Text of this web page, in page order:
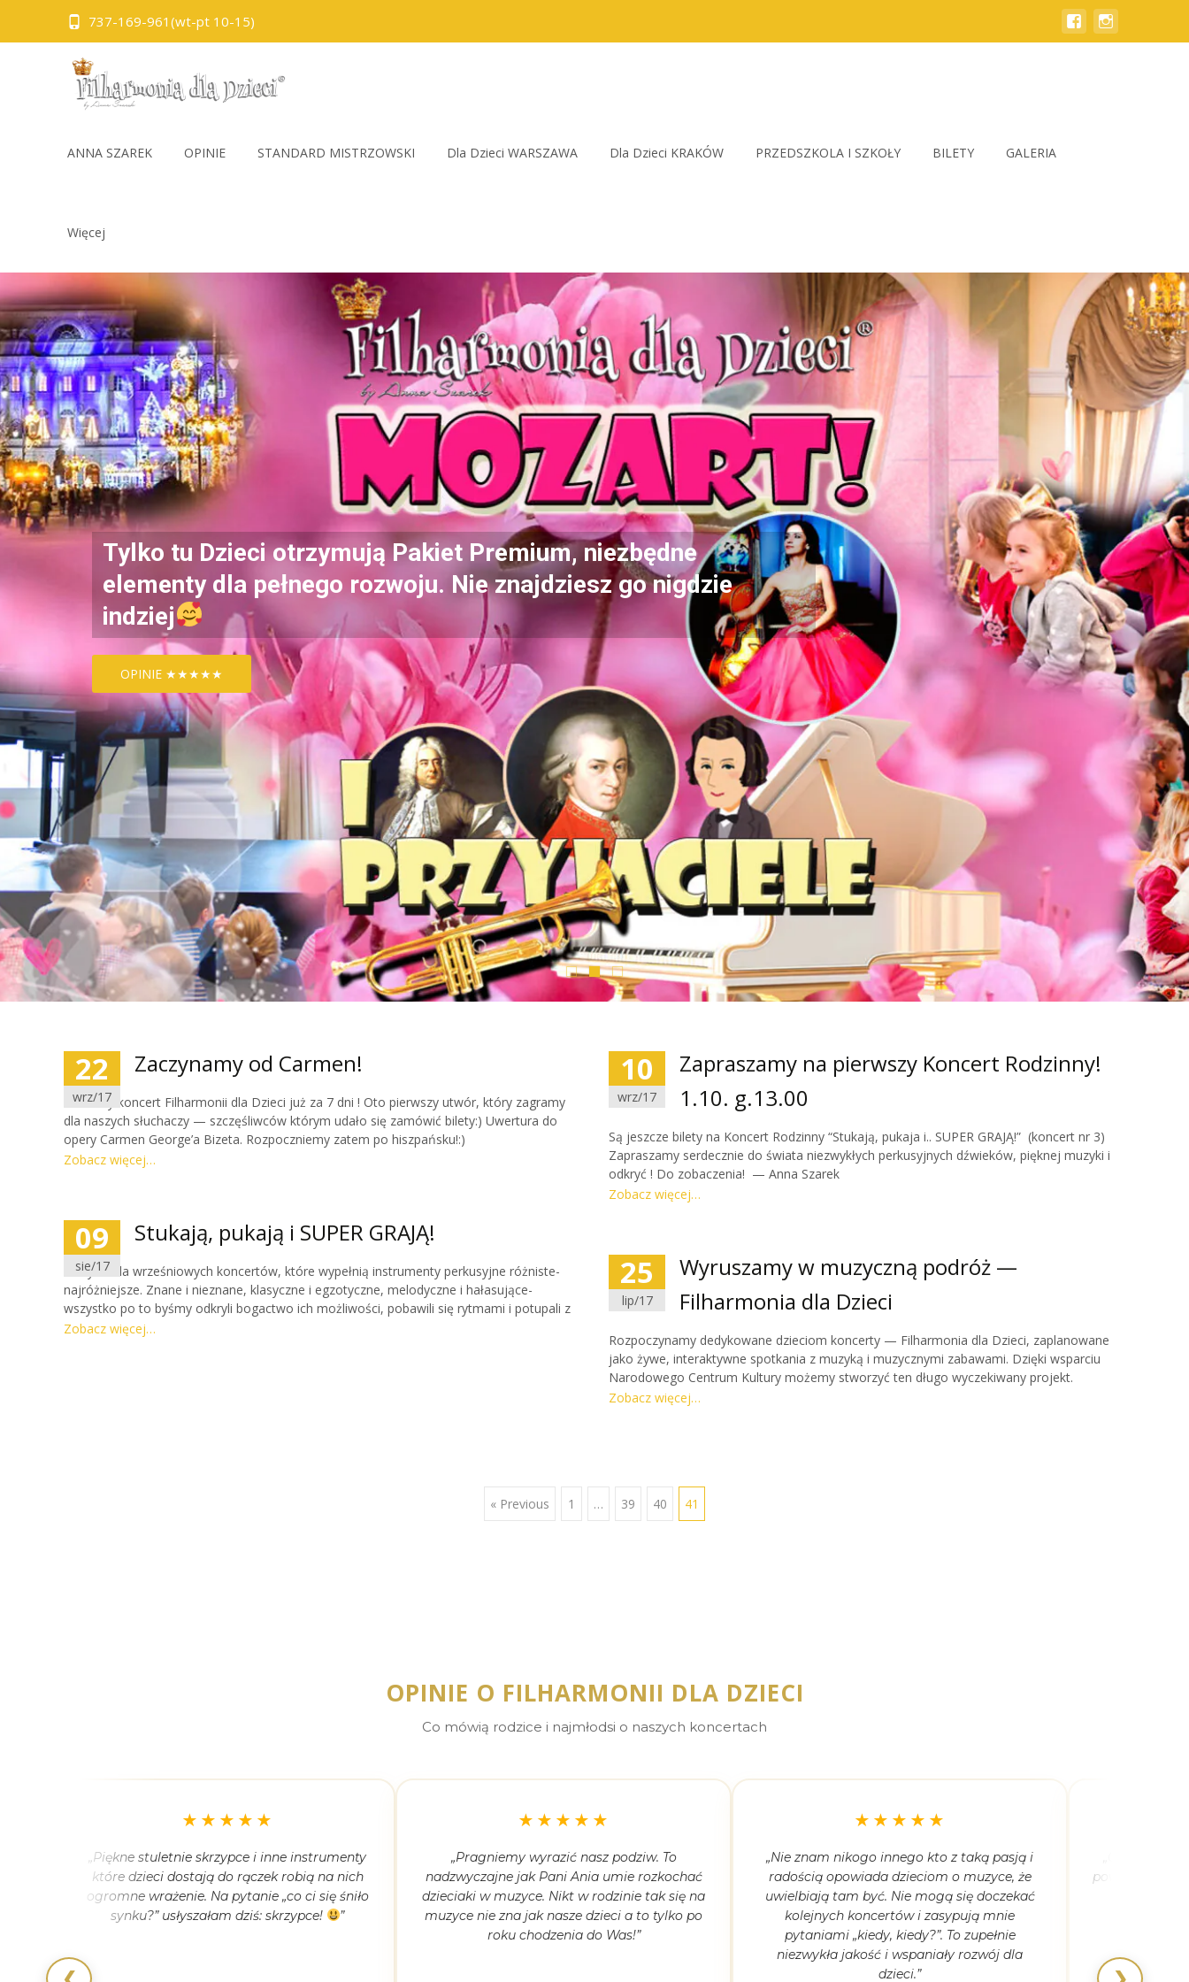
737-169-961(wt-pt 10-15)
ANNA SZAREK OPINIE STANDARD MISTRZOWSKI Dla Dzieci WARSZAWA Dla Dzieci KRAKÓW PRZEDSZKOLA I SZKOŁY BILETY GALERIA
Więcej
Tylko tu Dzieci otrzymują Pakiet Premium, niezbędne
elementy dla pełnego rozwoju. Nie znajdziesz go nigdzie
indziej
OPINIE ★★★★★
22
wrz/17
Zaczynamy od Carmen!
Pierwszy koncert Filharmonii dla Dzieci już za 7 dni ! Oto pierwszy utwór, który zagramy
dla naszych słuchaczy — szczęśliwców którym udało się zamówić bilety:) Uwertura do
opery Carmen George’a Bizeta. Rozpoczniemy zatem po hiszpańsku!:)
Zobacz więcej…
10
wrz/17
Zapraszamy na pierwszy Koncert Rodzinny!
1.10. g.13.00
Są jeszcze bilety na Koncert Rodzinny “Stukają, pukaja i.. SUPER GRAJĄ!” (koncert nr 3)
Zapraszamy serdecznie do świata niezwykłych perkusyjnych dźwieków, pięknej muzyki i
odkryć ! Do zobaczenia! — Anna Szarek
Zobacz więcej…
09
sie/17
Stukają, pukają i SUPER GRAJĄ!
To tytuł dla wrześniowych koncertów, które wypełnią instrumenty perkusyjne różniste-
najróżniejsze. Znane i nieznane, klasyczne i egzotyczne, melodyczne i hałasujące-
wszystko po to byśmy odkryli bogactwo ich możliwości, pobawili się rytmami i potupali z
bębnami! Przybywajcie na wspólną muzyczną zabawę!
Zobacz więcej…
25
lip/17
Wyruszamy w muzyczną podróż —
Filharmonia dla Dzieci
Rozpoczynamy dedykowane dzieciom koncerty — Filharmonia dla Dzieci, zaplanowane
jako żywe, interaktywne spotkania z muzyką i muzycznymi zabawami. Dzięki wsparciu
Narodowego Centrum Kultury możemy stworzyć ten długo wyczekiwany projekt.
Cieszymy się na spotkanie z Dziećmi i fantastycznymi muzykami. Zamierzamy bawić się
Zobacz więcej…
« Previous 1 … 39 40 41
OPINIE O FILHARMONII DLA DZIECI
Co mówią rodzice i najmłodsi o naszych koncertach
★★★★★
„Piękne stuletnie skrzypce i inne instrumenty
które dzieci dostają do rączek robią na nich
ogromne wrażenie. Na pytanie „co ci się śniło
synku?” usłyszałam dziś: skrzypce!
”
★★★★★
„Pragniemy wyrazić nasz podziw. To
nadzwyczajne jak Pani Ania umie rozkochać
dzieciaki w muzyce. Nikt w rodzinie tak się na
muzyce nie zna jak nasze dzieci a to tylko po
roku chodzenia do Was!”
★★★★★
„Nie znam nikogo innego kto z taką pasją i
radością opowiada dzieciom o muzyce, że
uwielbiają tam być. Nie mogą się doczekać
kolejnych koncertów i zasypują mnie
pytaniami „kiedy, kiedy?”. To zupełnie
niezwykła jakość i wspaniały rozwój dla
dzieci.”
powiedziała,